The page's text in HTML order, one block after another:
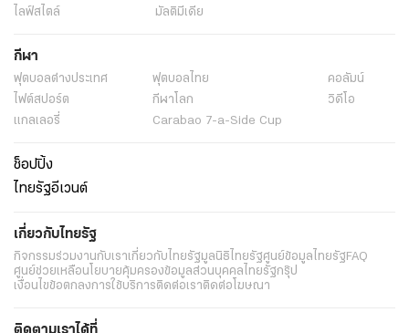
ไลฟ์สไตล์
มัลติมีเดีย
กีฬา
ฟุตบอลต่่างประเทศ ฟุตบอลไทย
คอลัมน์
ไฟต์สปอร์ต
กีฬาโลก
วิดีโอ
แกลเลอรี่
Carabao 7-a-Side Cup
ช็อปปิ้ง
ไทยรัฐอีเวนต์
เกี่ยวกับไทยรัฐ
กิจกรรมร่วมงานกับเราเกี่ยวกับไทยรัฐมูลนิธิไทยรัฐศูนย์ข้อมูลไทยรัฐFAQ
ศูนย์ช่วยเหลือนโยบายคุ้มครองข้อมูลส่วนบุคคลไทยรัฐกรุ๊ป
เงื่อนไขข้อตกลงการใช้บริการติดต่อเราติดต่อโฆษณา